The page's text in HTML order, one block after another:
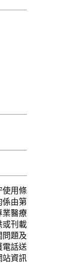
使用條
由第
醫療
刊載
題及
話送
資訊